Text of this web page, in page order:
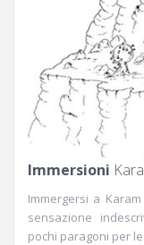
Immersioni
Immergersi a
sensazione
pochi paragoni per